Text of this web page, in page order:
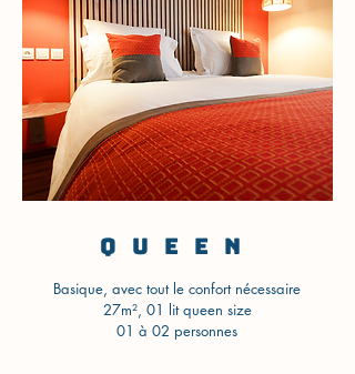
QUEEN
Basique, avec tout le confort nécessaire
27m², 01 lit queen size
01 à 02 personnes​